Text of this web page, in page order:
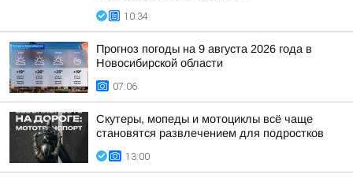
10:34
Прогноз погоды на 9 августа 2026 года в
Новосибирской области
07:06
Скутеры, мопеды и мотоциклы всё чаще
становятся развлечением для подростков
13:00